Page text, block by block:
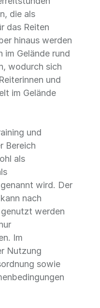
die als
das Reiten
hinaus werden
im Gelände rund
wodurch sich
und
im Gelände
und
Bereich
als
wird. Der
nach
werden
Im
Nutzung
sowie